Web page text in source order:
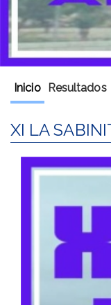
Inicio Resultados
XI LA